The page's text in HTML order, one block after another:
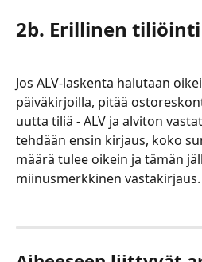
2b. Erillinen
Jos ALV-laskenta halutaan
päiväkirjoilla, pitää
uutta tiliä - ALV ja alviton
tehdään ensin kirjaus, koko
määrä tulee oikein ja tämän
miinusmerkkinen vastakirjaus.